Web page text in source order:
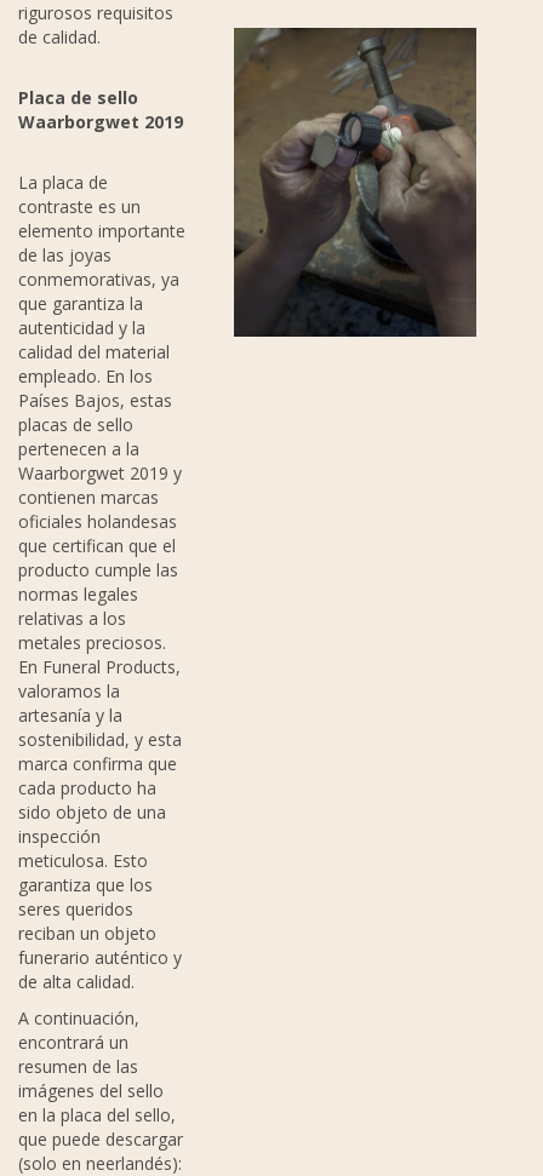
rigurosos requisitos
de calidad.
Placa de sello
Waarborgwet 2019
La placa de
contraste es un
elemento importante
de las joyas
conmemorativas, ya
que garantiza la
autenticidad y la
calidad del material
empleado. En los
Países Bajos, estas
placas de sello
pertenecen a la
Waarborgwet 2019 y
contienen marcas
oficiales holandesas
que certifican que el
producto cumple las
normas legales
relativas a los
metales preciosos.
En Funeral Products,
valoramos la
artesanía y la
sostenibilidad, y esta
marca confirma que
cada producto ha
sido objeto de una
inspección
meticulosa. Esto
garantiza que los
seres queridos
reciban un objeto
funerario auténtico y
de alta calidad.
A continuación,
encontrará un
resumen de las
imágenes del sello
en la placa del sello,
que puede descargar
(solo en neerlandés):